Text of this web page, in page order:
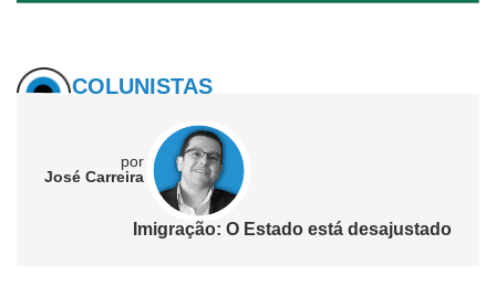
COLUNISTAS
por
José Carreira
Imigração: O Estado está desajustado